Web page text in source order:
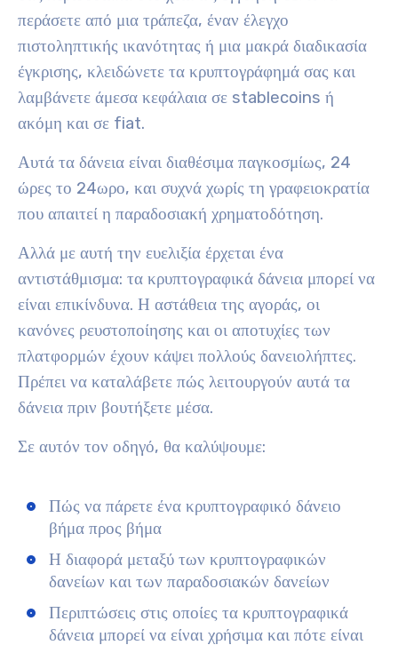
περάσετε από μια τράπεζα, έναν έλεγχο
πιστοληπτικής ικανότητας ή μια μακρά διαδικασία
έγκρισης, κλειδώνετε τα κρυπτογράφημά σας και
λαμβάνετε άμεσα κεφάλαια σε stablecoins ή
ακόμη και σε fiat.
Αυτά τα δάνεια είναι διαθέσιμα παγκοσμίως, 24
ώρες το 24ωρο, και συχνά χωρίς τη γραφειοκρατία
που απαιτεί η παραδοσιακή χρηματοδότηση.
Αλλά με αυτή την ευελιξία έρχεται ένα
αντιστάθμισμα: τα κρυπτογραφικά δάνεια μπορεί να
είναι επικίνδυνα. Η αστάθεια της αγοράς, οι
κανόνες ρευστοποίησης και οι αποτυχίες των
πλατφορμών έχουν κάψει πολλούς δανειολήπτες.
Πρέπει να καταλάβετε πώς λειτουργούν αυτά τα
δάνεια πριν βουτήξετε μέσα.
Σε αυτόν τον οδηγό, θα καλύψουμε:
Πώς να πάρετε ένα κρυπτογραφικό δάνειο
βήμα προς βήμα
Η διαφορά μεταξύ των κρυπτογραφικών
δανείων και των παραδοσιακών δανείων
Περιπτώσεις στις οποίες τα κρυπτογραφικά
δάνεια μπορεί να είναι χρήσιμα και πότε είναι